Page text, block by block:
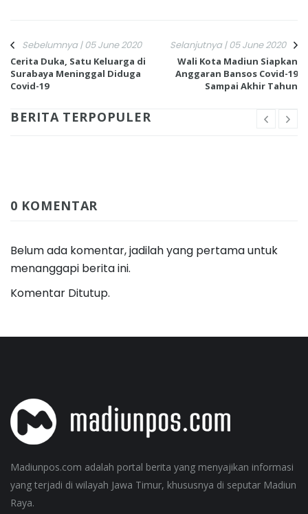
Sebelumnya | 05 June 2020
Cerita Duka, Satu Keluarga di
Surabaya Meninggal Diduga
Covid-19
Selanjutnya | 05 June 2020
Wali Kota Madiun Siapkan
Anggaran Bansos Covid-19
Sampai Akhir Tahun
BERITA TERPOPULER
0 KOMENTAR
Belum ada komentar, jadilah yang pertama untuk
menanggapi berita ini.
Komentar Ditutup.
Madiunpos.com adalah portal berita yang menyajikan informasi
yang terjadi di wilayah Jawa Timur, khususnya di seputar Madiun
Raya.